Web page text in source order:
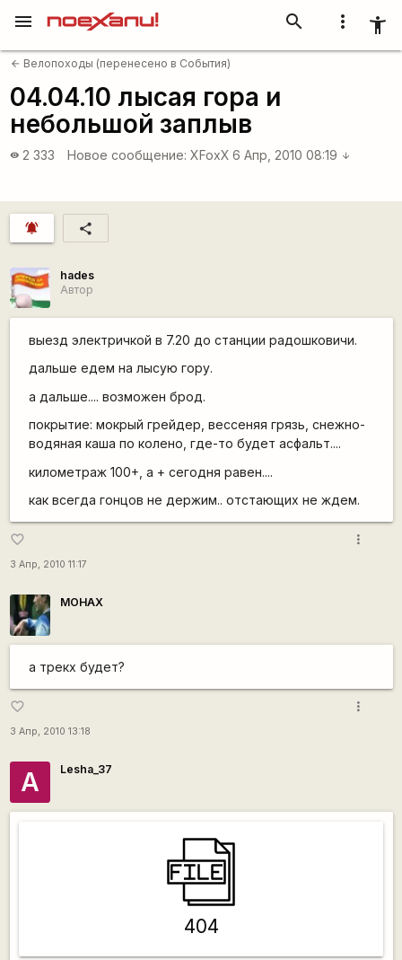
more_vert accessibility_new
search
menu
arrow_back Велопоходы (перенесено в События)
04.04.10 лысая гора и
небольшой заплыв
visibility 2 333 Новое сообщение: XFoxX 6 Апр, 2010 08:19 arrow_downward
notifications_active share
hades
Автор
выезд электричкой в 7.20 до станции радошковичи.
дальше едем на лысую гору.
а дальше.... возможен брод.
покрытие: мокрый грейдер, вессеняя грязь, снежно-
водяная каша по колено, где-то будет асфальт....
километраж 100+, а + сегодня равен....
как всегда гонцов не держим.. отстающих не ждем.
favorite_border
3 Апр, 2010 11:17
more_vert
MOHAX
а трекх будет?
favorite_border
3 Апр, 2010 13:18
more_vert
А Lesha_37
404